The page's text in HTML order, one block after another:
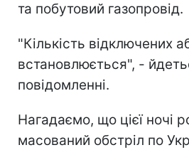
та побутовий газопровід.
"Кількість відключених
встановлюється", -
повідомленні.
Нагадаємо, що цієї ночі
масований обстріл по